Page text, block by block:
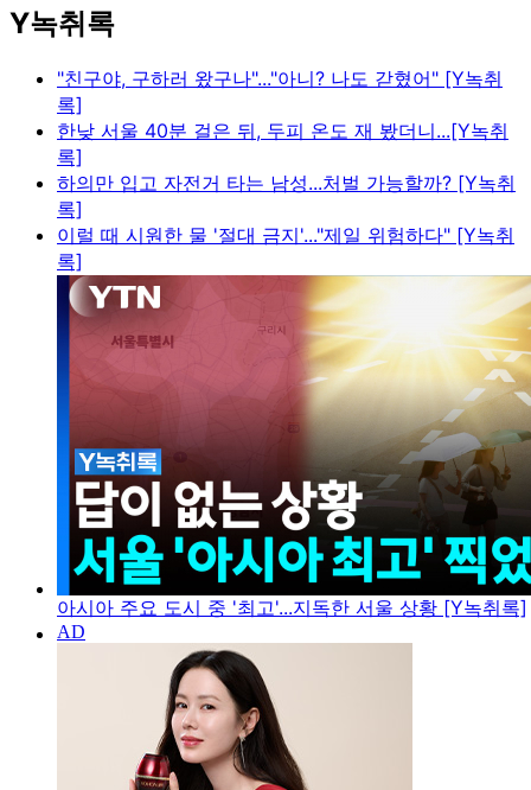
Y녹취록
"친구야, 구하러 왔구나"..."아니? 나도 갇혔어" [Y녹취
록]
한낮 서울 40분 걸은 뒤, 두피 온도 재 봤더니...[Y녹취
록]
하의만 입고 자전거 타는 남성...처벌 가능할까? [Y녹취
록]
이럴 때 시원한 물 '절대 금지'..."제일 위험하다" [Y녹취
록]
아시아 주요 도시 중 '최고'...지독한 서울 상황 [Y녹취록]